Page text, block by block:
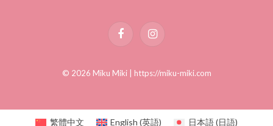
FacebookInstagram
© 2026 Miku Miki | https://miku-miki.com
繁體中文 English (英語) 日本語(日語)